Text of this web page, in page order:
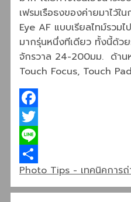
เฟรมเรือธงของค่ายมาไว้
Eye AF แบบเรียลไทม์รวม
มากรุ่นหนึ่งทีเดียว ทั้งนี้ด้ว
จักรวาล 24-200มม. ด้าน
Touch Focus, Touch
Facebook
Twitter
Line
Share
Categories
Photo Tips - เทคนิคการถ่